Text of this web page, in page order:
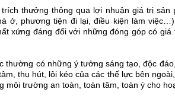
thưởng thông qua lợi nhuận giá trị sản
ở, phương tiện đi lại, điều kiện làm
xứng đáng đối với những đóng góp có giá
thường có những ý tưởng sáng tạo, độc
thu hút, lôi kéo của các thế lực bên
trường an toàn, toàn tâm, toàn ý cho